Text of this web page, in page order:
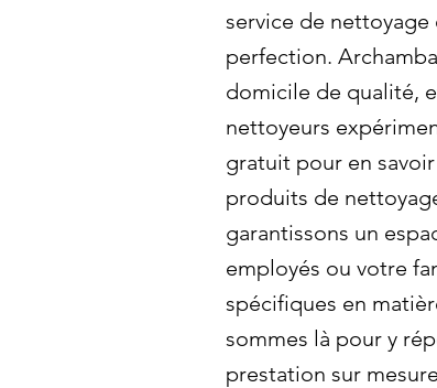
service de
perfection.
domicile de qualité,
nettoyeurs
gratuit pour en
produits de
garantissons un
employés ou votre
spécifiques en
sommes là pour y
prestation sur